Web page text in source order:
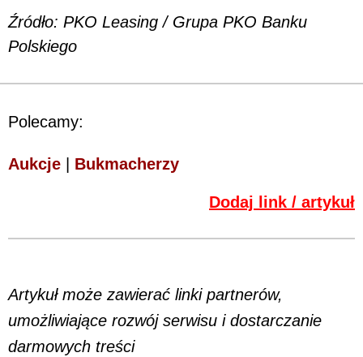
Źródło: PKO Leasing / Grupa PKO Banku
Polskiego
Polecamy:
Aukcje Bukmacherzy
Dodaj link / artykuł
Artykuł może zawierać linki partnerów,
umożliwiające rozwój serwisu i dostarczanie
darmowych treści